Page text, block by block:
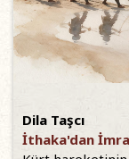
Dila Taşcı
İthaka'dan